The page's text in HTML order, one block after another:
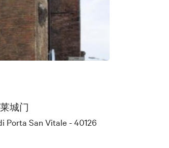
城门
Porta San Vitale - 40126